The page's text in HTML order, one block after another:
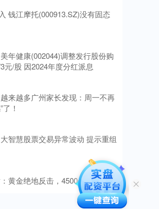
钱江摩托(000913.SZ)没有固态
年健康(002044)调整发行股份购
元/股 因2024年度分红派息
来越多广州家长发现：周一不再
！
智慧股票交易异常波动 提示重组
黄金绝地反击，4500保卫战开始